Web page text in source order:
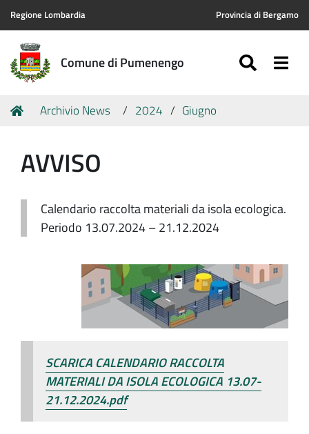
Regione Lombardia Provincia di Bergamo
Comune di Pumenengo
Tu
Home
Archivio News 2024 Giugno
AVVISO
Calendario raccolta materiali da isola ecologica.
Periodo 13.07.2024 – 21.12.2024
SCARICA CALENDARIO RACCOLTA
MATERIALI DA ISOLA ECOLOGICA 13.07-
21.12.2024.pdf